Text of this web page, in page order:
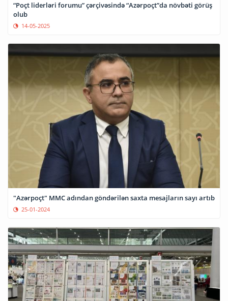
“Poçt liderləri forumu” çərçivəsində “Azərpoçt”da növbəti görüş
olub
14-05-2025
"Azərpoçt" MMC adından göndərilən saxta mesajların sayı artıb
25-01-2024